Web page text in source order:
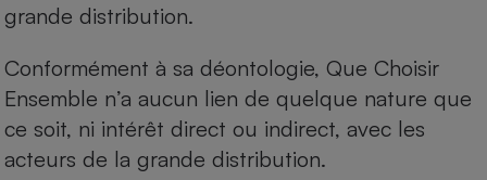
grande distribution.
Conformément à sa déontologie, Que Choisir
Ensemble n’a aucun lien de quelque nature que
ce soit, ni intérêt direct ou indirect, avec les
acteurs de la grande distribution.